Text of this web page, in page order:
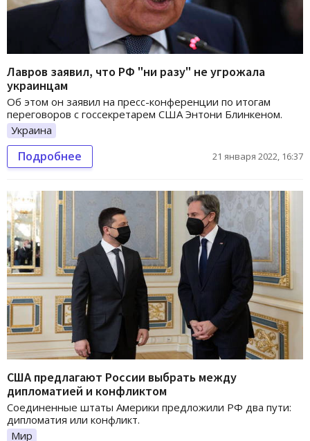
Лавров заявил, что РФ "ни разу" не угрожала
украинцам
Об этом он заявил на пресс-конференции по итогам
переговоров с госсекретарем США Энтони Блинкеном.
Украина
Подробнее 21 января 2022, 16:37
США предлагают России выбрать между
дипломатией и конфликтом
Соединенные штаты Америки предложили РФ два пути:
дипломатия или конфликт.
Мир